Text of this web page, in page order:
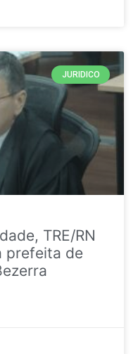
JURIDICO
TRE/RN
prefeita de